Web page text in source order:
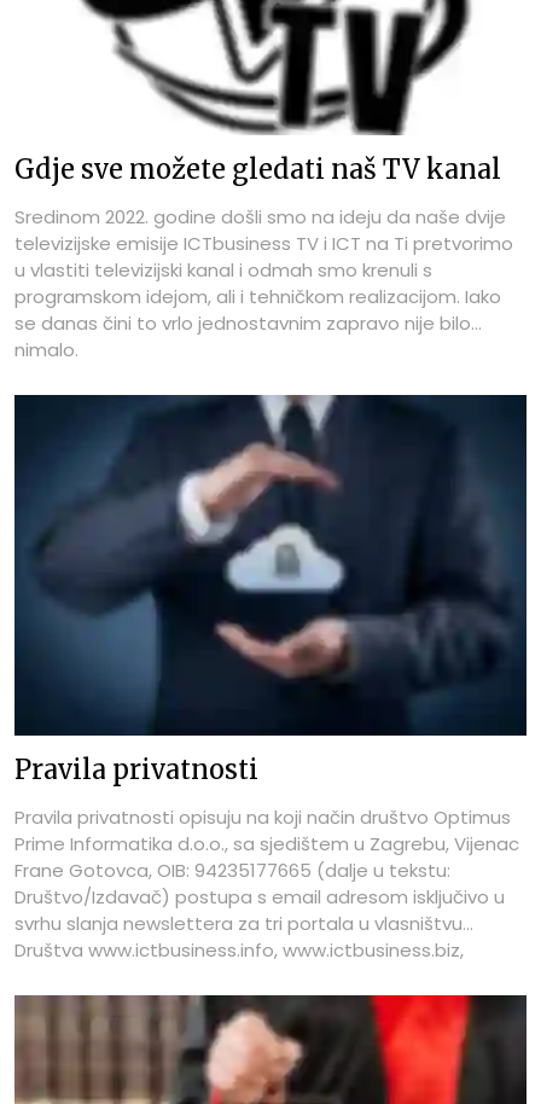
Gdje sve možete gledati naš TV kanal
Sredinom 2022. godine došli smo na ideju da naše dvije
televizijske emisije ICTbusiness TV i ICT na Ti pretvorimo
u vlastiti televizijski kanal i odmah smo krenuli s
programskom idejom, ali i tehničkom realizacijom. Iako
se danas čini to vrlo jednostavnim zapravo nije bilo
nimalo.
Pravila privatnosti
Pravila privatnosti opisuju na koji način društvo Optimus
Prime Informatika d.o.o., sa sjedištem u Zagrebu, Vijenac
Frane Gotovca, OIB: 94235177665 (dalje u tekstu:
Društvo/Izdavač) postupa s email adresom isključivo u
svrhu slanja newslettera za tri portala u vlasništvu
Društva www.ictbusiness.info, www.ictbusiness.biz,